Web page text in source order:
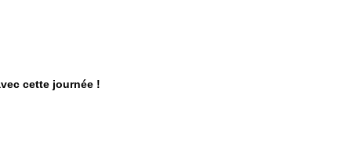
cette journée !